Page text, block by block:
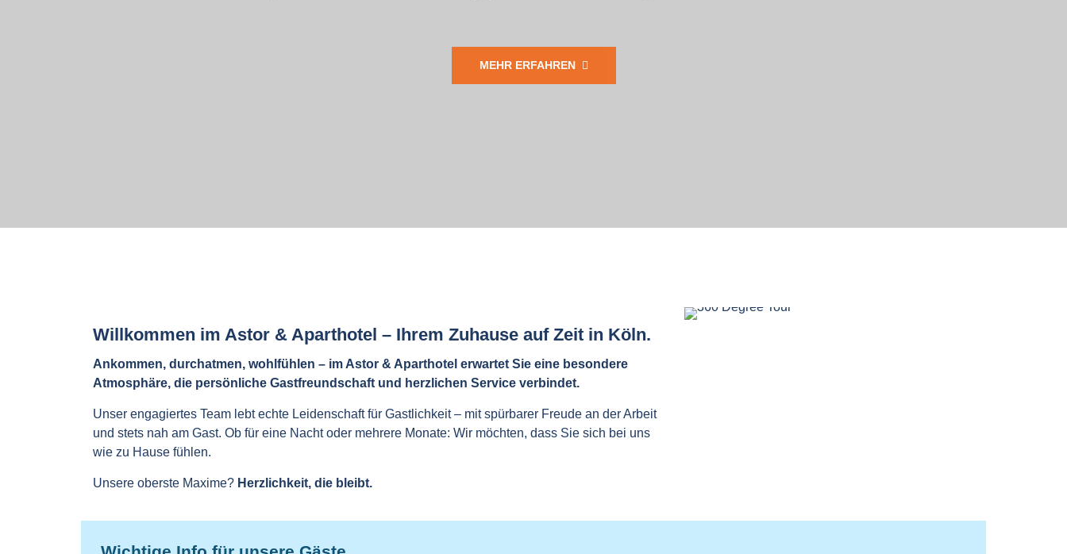
MEHR ERFAHREN
Willkommen im Astor & Aparthotel – Ihrem Zuhause auf Zeit in Köln.
Ankommen, durchatmen, wohlfühlen – im Astor & Aparthotel erwartet Sie eine besondere
Atmosphäre, die persönliche Gastfreundschaft und herzlichen Service verbindet.
Unser engagiertes Team lebt echte Leidenschaft für Gastlichkeit – mit spürbarer Freude an der Arbeit
und stets nah am Gast. Ob für eine Nacht oder mehrere Monate: Wir möchten, dass Sie sich bei uns
wie zu Hause fühlen.
Unsere oberste Maxime? Herzlichkeit, die bleibt.